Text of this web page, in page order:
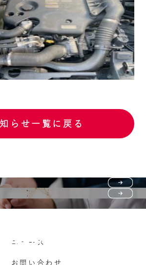
らせ一覧に戻る
ご質問
purchase
ニュース
お問い合わせ